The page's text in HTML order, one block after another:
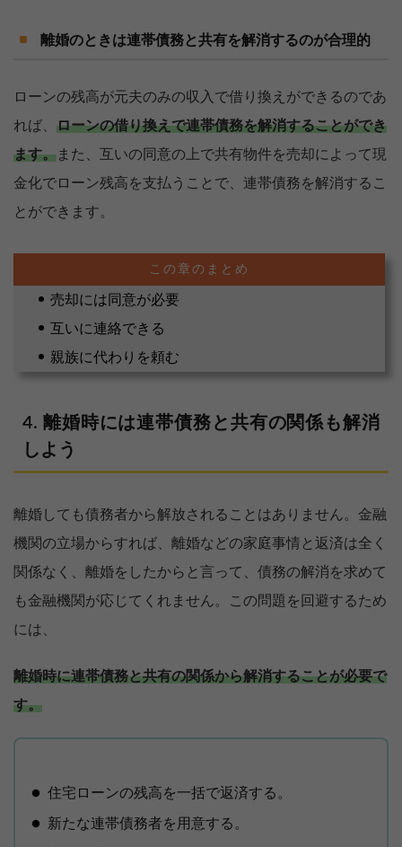
離婚のときは連帯債務と共有を解消するのが合理的
ローンの残高が元夫のみの収入で借り換えができるのであ
れば、 ローンの借り換えで連帯債務を解消することができ
ます。また、互いの同意の上で共有物件を売却によって現
金化でローン残高を支払うことで、連帯債務を解消するこ
とができます。
売却には同意が必要
互いに連絡できる
親族に代わりを頼む
離婚時には連帯債務と共有の関係も解消
しよう
離婚しても債務者から解放されることはありません。金融
機関の立場からすれば、離婚などの家庭事情と返済は全く
関係なく、離婚をしたからと言って、債務の解消を求めて
も金融機関が応じてくれません。この問題を回避するため
には、
離婚時に連帯債務と共有の関係から解消することが必要で
す。
住宅ローンの残高を一括で返済する。
新たな連帯債務者を用意する。